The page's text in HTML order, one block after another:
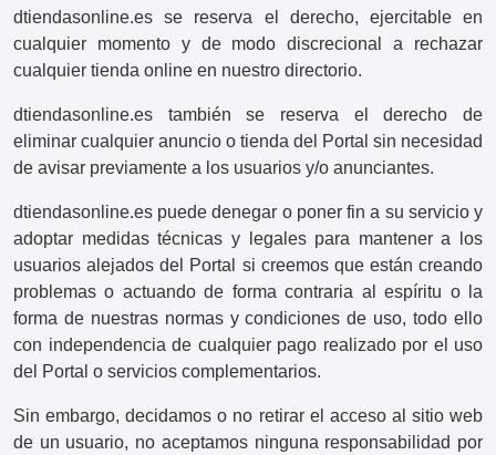
dtiendasonline.es se reserva el derecho, ejercitable en
cualquier momento y de modo discrecional a rechazar
cualquier tienda online en nuestro directorio.
dtiendasonline.es también se reserva el derecho de
eliminar cualquier anuncio o tienda del Portal sin necesidad
de avisar previamente a los usuarios y/o anunciantes.
dtiendasonline.es puede denegar o poner fin a su servicio y
adoptar medidas técnicas y legales para mantener a los
usuarios alejados del Portal si creemos que están creando
problemas o actuando de forma contraria al espíritu o la
forma de nuestras normas y condiciones de uso, todo ello
con independencia de cualquier pago realizado por el uso
del Portal o servicios complementarios.
Sin embargo, decidamos o no retirar el acceso al sitio web
de un usuario, no aceptamos ninguna responsabilidad por